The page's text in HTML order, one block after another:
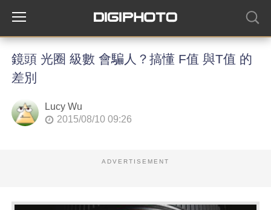
鏡頭 光圈 級數 會騙人？搞懂 F值 與T值 的
差別
Lucy Wu
2015/08/10 09:26
ADVERTISEMENT